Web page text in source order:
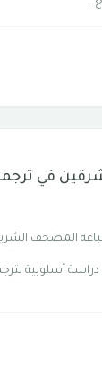
في
المصحف
أسلوبية